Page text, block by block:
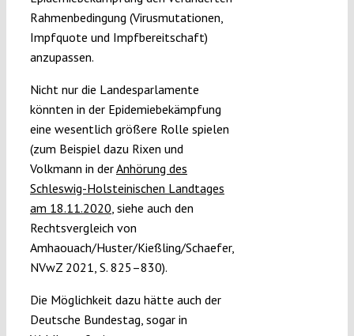
Rahmenbedingung (Virusmutationen,
Impfquote und Impfbereitschaft)
anzupassen.
Nicht nur die Landesparlamente
könnten in der Epidemiebekämpfung
eine wesentlich größere Rolle spielen
(zum Beispiel dazu Rixen und
Volkmann in derAnhörung des
Schleswig-Holsteinischen Landtages
am 18.11.2020, siehe auch den
Rechtsvergleich von
Amhaouach/Huster/Kießling/Schaefer,
NVwZ 2021, S. 825–830).
Die Möglichkeit dazu hätte auch der
Deutsche Bundestag, sogar in